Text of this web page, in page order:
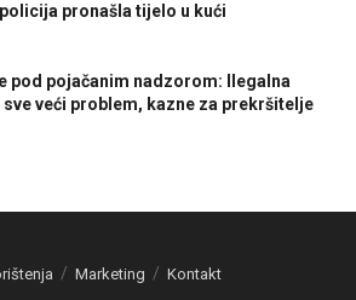
pronašla tijelo u kući
pod pojačanim nadzorom: Ilegalna
sve veći problem, kazne za prekršitelje
Marketing Kontakt